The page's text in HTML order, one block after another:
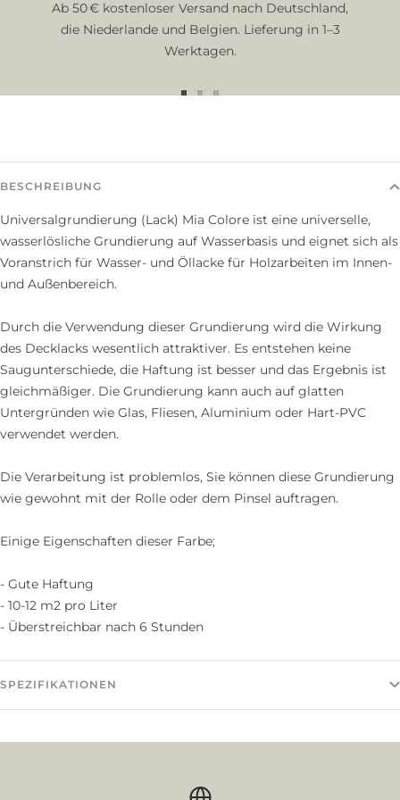
Ab 50 € kostenloser Versand nach Deutschland,
die Niederlande und Belgien. Lieferung in 1–3
Werktagen.
gehen
gehen
gehen
BESCHREIBUNG
Universalgrundierung (Lack) Mia Colore ist eine universelle,
wasserlösliche Grundierung auf Wasserbasis und eignet sich als
Voranstrich für Wasser- und Öllacke für Holzarbeiten im Innen-
und Außenbereich.
Durch die Verwendung dieser Grundierung wird die Wirkung
des Decklacks wesentlich attraktiver. Es entstehen keine
Saugunterschiede, die Haftung ist besser und das Ergebnis ist
gleichmäßiger. Die Grundierung kann auch auf glatten
Untergründen wie Glas, Fliesen, Aluminium oder Hart-PVC
verwendet werden.
Die Verarbeitung ist problemlos, Sie können diese Grundierung
wie gewohnt mit der Rolle oder dem Pinsel auftragen.
Einige Eigenschaften dieser Farbe;
- Gute Haftung
- 10-12 m2 pro Liter
- Überstreichbar nach 6 Stunden
SPEZIFIKATIONEN